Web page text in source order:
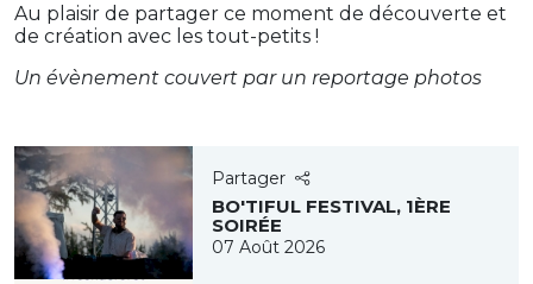
Au plaisir de partager ce moment de découverte et
de création avec les tout-petits !
Un évènement couvert par un reportage photos
Partager
BO'TIFUL FESTIVAL, 1ÈRE
SOIRÉE
07 Août 2026